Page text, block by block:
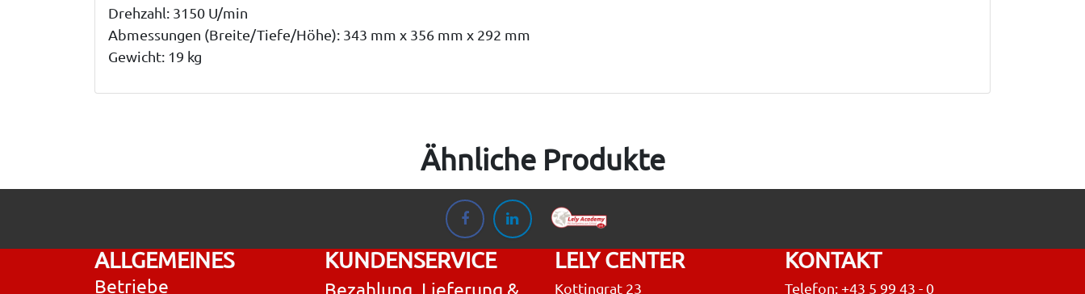
Drehzahl: 3150 U/min
Abmessungen (Breite/Tiefe/Höhe): 343 mm x 356 mm x 292 mm
Gewicht: 19 kg
Ähnliche Produkte
ALLGEMEINES
Betriebe
KUNDENSERVICE
Bezahlung, Lieferung &
LELY CENTER
Kottingrat 23
KONTAKT
Telefon: +43 5 99 43 - 0